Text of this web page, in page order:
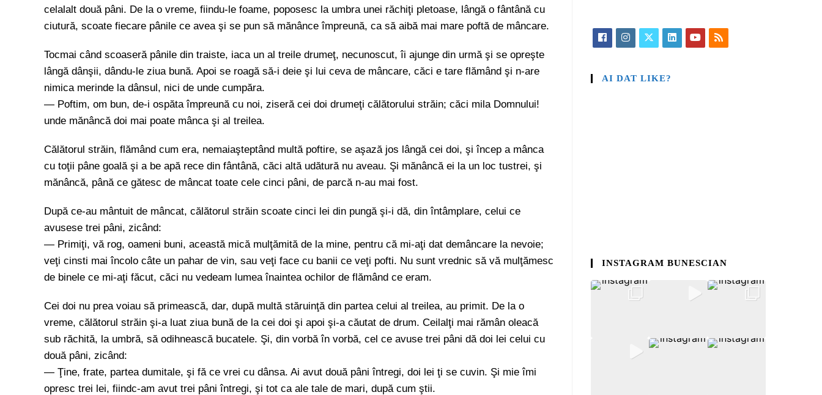
celalalt două pâni. De la o vreme, fiindu-le foame, poposesc la umbra unei răchiţi pletoase, lângă o fântână cu
ciutură, scoate fiecare pânile ce avea şi se pun să mănânce împreună, ca să aibă mai mare poftă de mâncare.
Tocmai când scoaseră pânile din traiste, iaca un al treile drumeţ, necunoscut, îi ajunge din urmă şi se opreşte
lângă dânşii, dându-le ziua bună. Apoi se roagă să-i deie şi lui ceva de mâncare, căci e tare flămând şi n-are
nimica merinde la dânsul, nici de unde cumpăra.
— Poftim, om bun, de-i ospăta împreună cu noi, ziseră cei doi drumeţi călătorului străin; căci mila Domnului!
unde mănâncă doi mai poate mânca şi al treilea.
Călătorul străin, flămând cum era, nemaiaşteptând multă poftire, se aşază jos lângă cei doi, şi încep a mânca
cu toţii pâne goală şi a be apă rece din fântână, căci altă udătură nu aveau. Şi mănâncă ei la un loc tustrei, şi
mănâncă, până ce gătesc de mâncat toate cele cinci pâni, de parcă n-au mai fost.
După ce-au mântuit de mâncat, călătorul străin scoate cinci lei din pungă şi-i dă, din întâmplare, celui ce
avusese trei pâni, zicând:
— Primiţi, vă rog, oameni buni, această mică mulţămită de la mine, pentru că mi-aţi dat demâncare la nevoie;
veţi cinsti mai încolo câte un pahar de vin, sau veţi face cu banii ce veţi pofti. Nu sunt vrednic să vă mulţămesc
de binele ce mi-aţi făcut, căci nu vedeam lumea înaintea ochilor de flămând ce eram.
Cei doi nu prea voiau să primească, dar, după multă stăruinţă din partea celui al treilea, au primit. De la o
vreme, călătorul străin şi-a luat ziua bună de la cei doi şi apoi şi-a căutat de drum. Ceilalţi mai rămân oleacă
sub răchită, la umbră, să odihnească bucatele. Şi, din vorbă în vorbă, cel ce avuse trei pâni dă doi lei celui cu
două pâni, zicând:
— Ţine, frate, partea dumitale, şi fă ce vrei cu dânsa. Ai avut două pâni întregi, doi lei ţi se cuvin. Şi mie îmi
opresc trei lei, fiindc-am avut trei pâni întregi, şi tot ca ale tale de mari, după cum ştii.
AI DAT LIKE?
INSTAGRAM BUNESCIAN